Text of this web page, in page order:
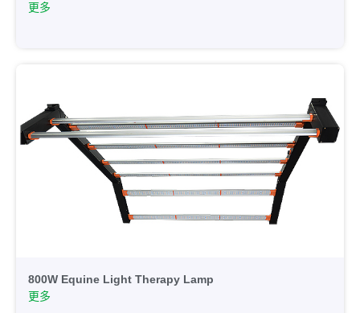
更多
800W Equine Light Therapy Lamp
更多